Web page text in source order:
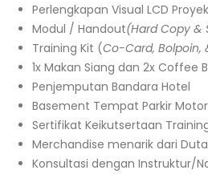
Perlengkapan Visual LCD
Modul / Handout(Hard Copy &
Training Kit (Co-Card, Bolpoin,
1x Makan Siang dan 2x Coffee
Penjemputan Bandara Hotel
Basement Tempat Parkir
Sertifikat Keikutsertaan
Merchandise menarik dari
Konsultasi dengan Instruktur/